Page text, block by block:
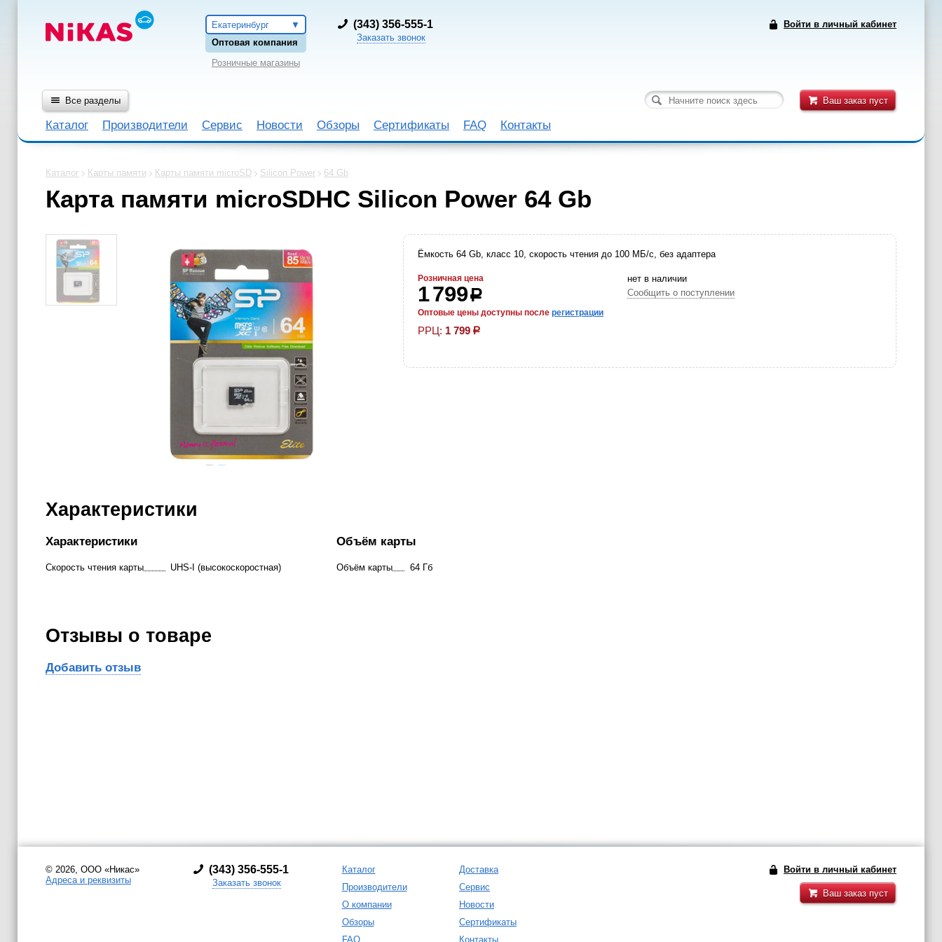
Войти в личный кабинет
Екатеринбург
Оптовая компания
Розничные магазины
(343) 356-555-1
Заказать звонок
Ваш заказ пуст
Все разделы
Каталог Производители Сервис Новости Обзоры Сертификаты FAQ Контакты
Каталог Карты памяти Карты памяти microSD Silicon Power 64 Gb
Карта памяти microSDHC Silicon Power 64 Gb
Ёмкость 64 Gb, класс 10, скорость чтения до 100 МБ/с, без адаптера
Розничная цена
1 799р
Оптовые цены доступны после регистрации
РРЦ: 1 799 р
нет в наличии
Сообщить о поступлении
Характеристики
Характеристики
Скорость чтения карты UHS-I (высокоскоростная)
Объём карты
Объём карты 64 Гб
Отзывы о товаре
Добавить отзыв
Войти в личный кабинет
Ваш заказ пуст
© 2026, ООО «Никас»
Адреса и реквизиты
(343) 356-555-1
Заказать звонок
Каталог
Доставка
Производители
Сервис
О компании
Новости
Обзоры
Сертификаты
FAQ
Контакты